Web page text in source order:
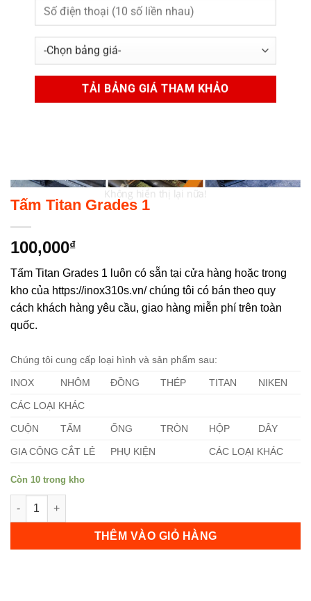
Tấm Titan Grades 1
100,000₫
Tấm Titan Grades 1 luôn có sẵn tại cửa hàng hoặc trong
kho của https://inox310s.vn/ chúng tôi có bán theo quy
cách khách hàng yêu cầu, giao hàng miễn phí trên toàn
quốc.
Chúng tôi cung cấp loại hình và sản phẩm sau:
INOX NHÔM ĐỒNG THÉP TITAN NIKEN
CÁC LOẠI KHÁC
CUỘN TẤM ỐNG TRÒN HỘP DÂY
GIA CÔNG CẮT LẺ PHỤ KIỆN CÁC LOẠI KHÁC
Còn 10 trong kho
Tấm Titan Grades 1 số lượng
THÊM VÀO GIỎ HÀNG
Không hiển thị lại nữa!